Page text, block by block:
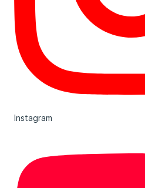
Instagram